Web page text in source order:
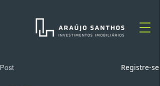
Post Registre-se